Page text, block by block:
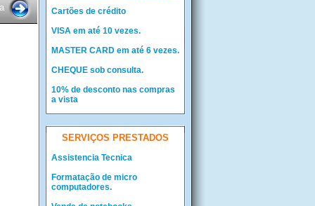
Cartões de crédito
VISA em até 10 vezes.
MASTER CARD em até 6 vezes.
CHEQUE sob consulta.
10% de desconto nas compras
a vista
SERVIÇOS PRESTADOS
Assistencia Tecnica
Formatação de micro
computadores.